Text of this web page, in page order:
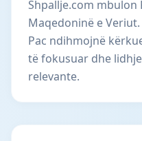
Shpallje.com mbulon
Maqedoninë e
Pac ndihmojnë
të fokusuar dhe
relevante.